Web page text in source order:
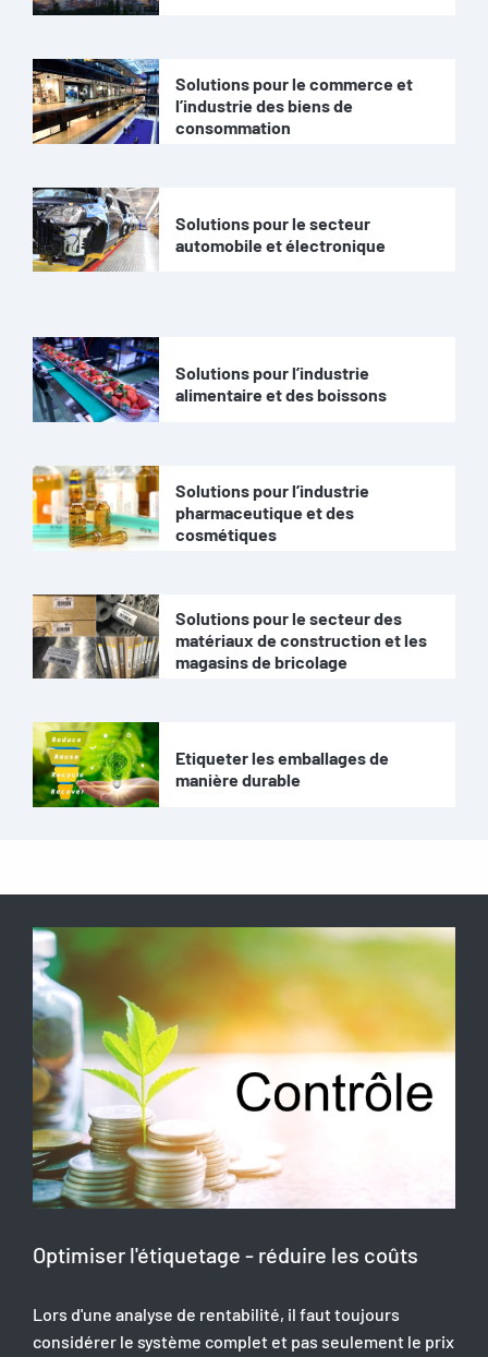
Solutions pour le commerce et
l’industrie des biens de
consommation
Solutions pour le secteur
automobile et électronique
Solutions pour l’industrie
alimentaire et des boissons
Solutions pour l’industrie
pharmaceutique et des
cosmétiques
Solutions pour le secteur des
matériaux de construction et les
magasins de bricolage
Etiqueter les emballages de
manière durable
Optimiser l'étiquetage - réduire les coûts
Lors d'une analyse de rentabilité, il faut toujours
considérer le système complet et pas seulement le prix